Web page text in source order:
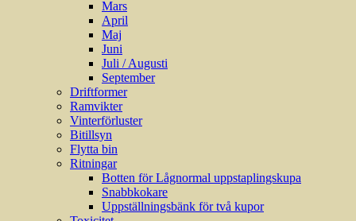
Mars
April
Maj
Juni
Juli / Augusti
September
Driftformer
Ramvikter
Vinterförluster
Bitillsyn
Flytta bin
Ritningar
Botten för Lågnormal uppstaplingskupa
Snabbkokare
Uppställningsbänk för två kupor